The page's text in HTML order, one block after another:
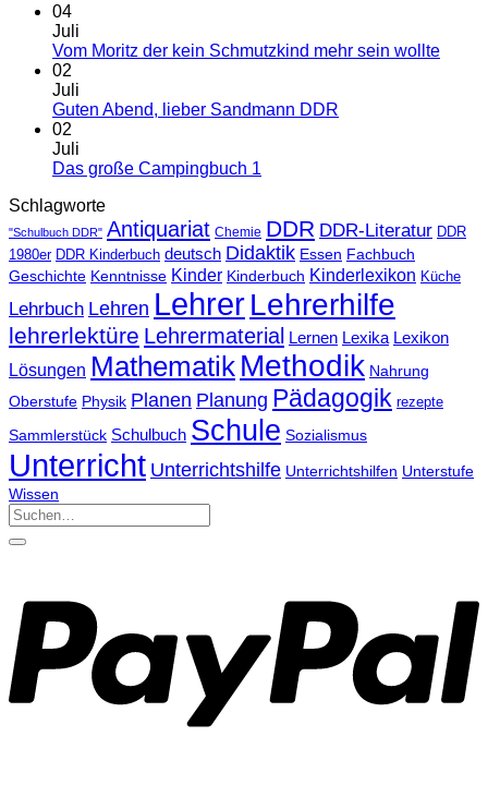
04
Juli
Vom Moritz der kein Schmutzkind mehr sein wollte
02
Juli
Guten Abend, lieber Sandmann DDR
02
Juli
Das große Campingbuch 1
Schlagworte
"Schulbuch DDR" Antiquariat Chemie DDR DDR-Literatur DDR
1980er DDR Kinderbuch deutsch Didaktik Essen Fachbuch
Geschichte Kenntnisse Kinder Kinderbuch Kinderlexikon Küche
Lehrbuch Lehren LehrerLehrerhilfe
lehrerlektüre Lehrermaterial Lernen Lexika Lexikon
Lösungen Mathematik Methodik Nahrung
Oberstufe Physik Planen Planung Pädagogik rezepte
Sammlerstück Schulbuch Schule Sozialismus
Unterricht Unterrichtshilfe Unterrichtshilfen Unterstufe
Wissen
Suchen
nach: